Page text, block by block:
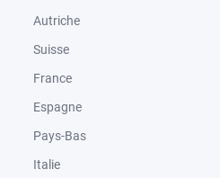
Autriche
Suisse
France
Espagne
Pays-Bas
Italie